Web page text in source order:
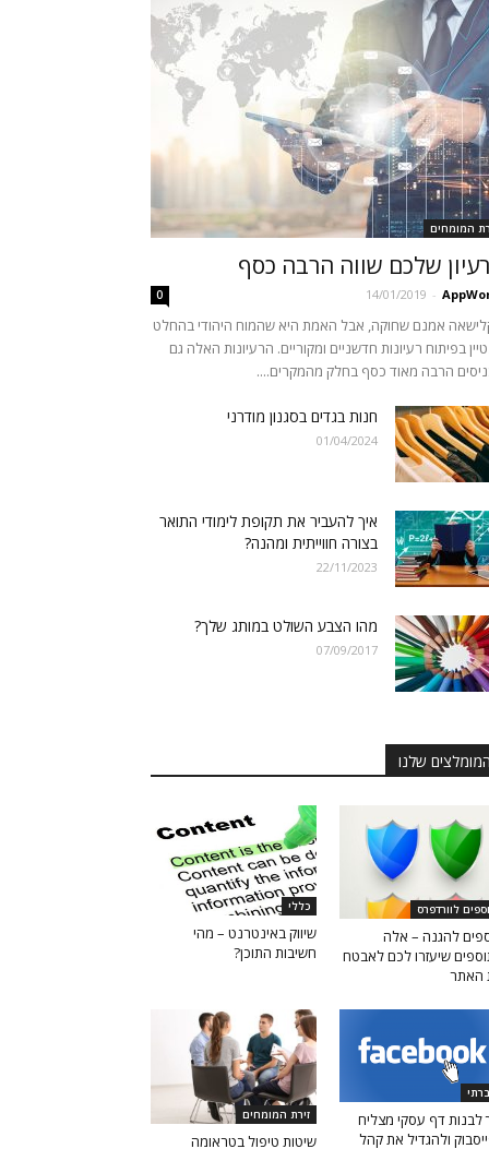
המומחים
שלכם שווה הרבה כסף
-
14/01/2019
0
אמנם שחוקה, אבל האמת היא שהמוח היהודי בהחלט
בפיתוח רעיונות חדשניים ומקוריים. הרעיונות האלה גם
הרבה מאוד כסף בחלק מהמקרים....
חנות בגדים בסגנון מודרני
01/04/2024
איך להעביר את תקופת לימודי התואר
בצורה חווייתית ומהנה?
22/11/2023
מהו הצבע השולט במותג שלך?
07/09/2017
שלנו
לוורדפרס
להגנה – אלה
שיעזרו לכם לאבטח
האתר
כללי
שיווק באינטרנט – מהי
חשיבות התוכן?
לבנות דף עסקי מצליח
ולהגדיל את קהל
זירת המומחים
שיטות טיפול בטראומה